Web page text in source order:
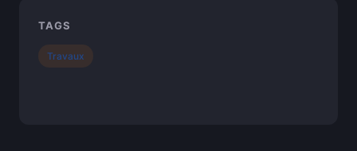
TAGS
Travaux